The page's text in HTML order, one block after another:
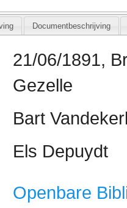
Documentbeschrijving
21/06/1891,
Gezelle
Bart
Els Depuydt
Openbare